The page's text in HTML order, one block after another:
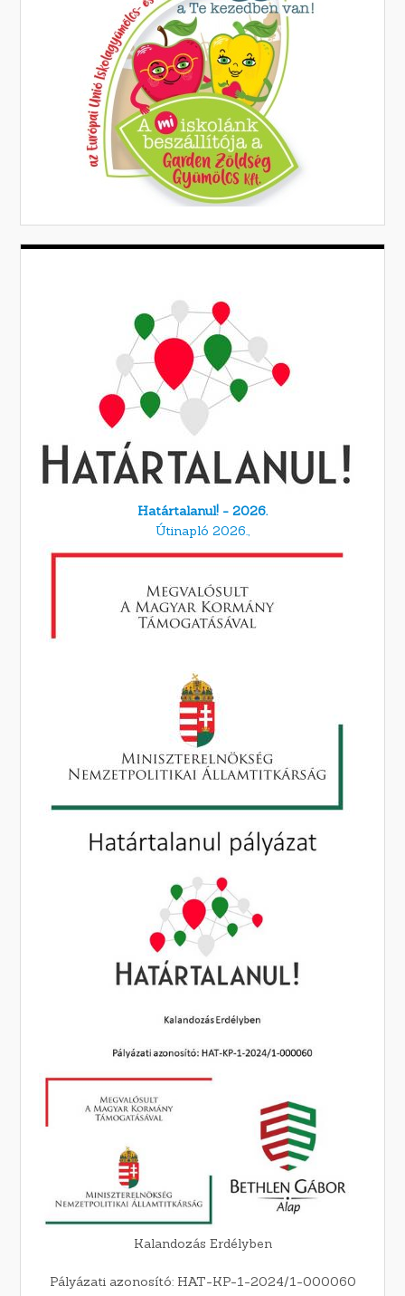
Határtalanul! - 2026.
Útinapló 2026.,
Kalandozás Erdélyben
Pályázati azonosító: HAT-KP-1-2024/1-000060